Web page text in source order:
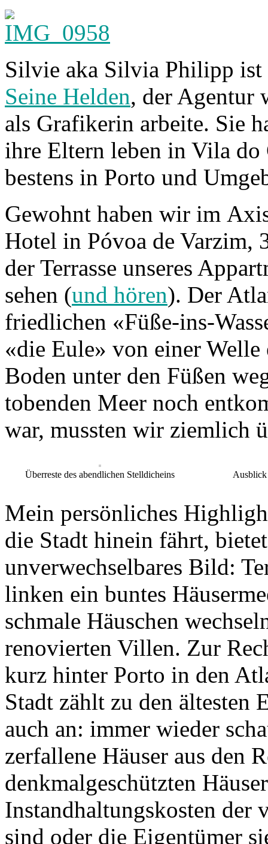
Silvie aka Silvia Philipp
Seine Helden, der Agentur
als Grafikerin arbeite. Sie
ihre Eltern leben in Vila do
bestens in Porto und
Gewohnt haben wir im
Hotel in Póvoa de Varzim,
der Terrasse unseres
sehen (und hören). Der
friedlichen «Füße-ins-
«die Eule» von einer
Boden unter den Füßen
tobenden Meer noch
war, mussten wir ziemlich
Überreste des abendlichen Stelldicheins
Mein persönliches
die Stadt hinein fährt,
unverwechselbares Bild:
linken ein buntes
schmale Häuschen
renovierten Villen. Zur
kurz hinter Porto in den
Stadt zählt zu den ältesten
auch an: immer wieder
zerfallene Häuser aus den
denkmalgeschützten
Instandhaltungskosten der
sind oder die Eigentümer